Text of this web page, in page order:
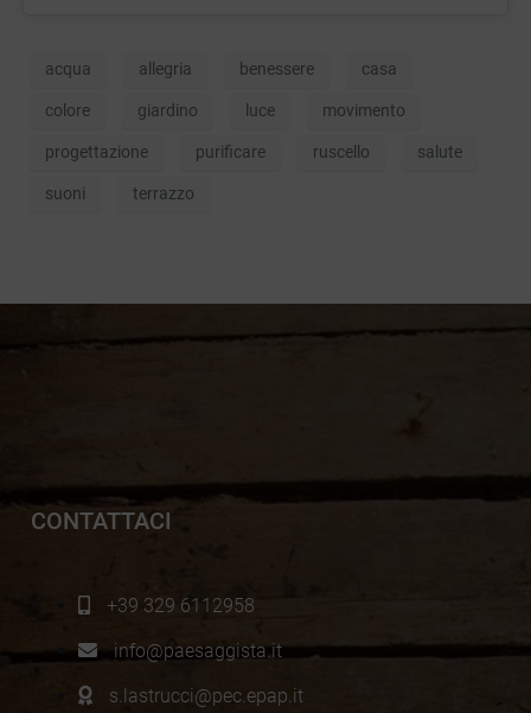
acqua allegria benessere casa
colore giardino luce movimento
progettazione purificare ruscello salute
suoni terrazzo
CONTATTACI
+39 329 6112958
info@paesaggista.it
s.lastrucci@pec.epap.it